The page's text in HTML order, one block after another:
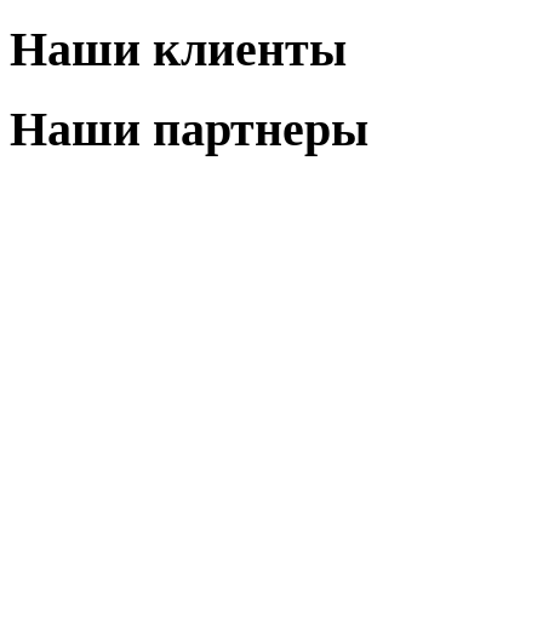
Наши клиенты
Наши партнеры